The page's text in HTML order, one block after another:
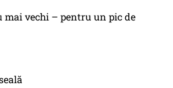
mai vechi – pentru un pic de